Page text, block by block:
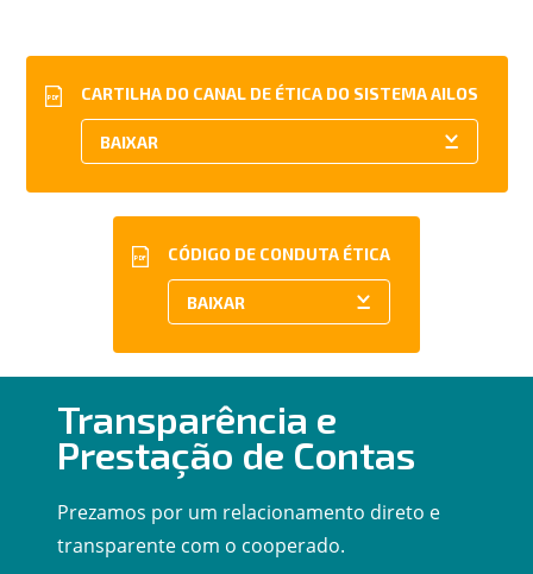
CARTILHA DO CANAL DE ÉTICA DO SISTEMA AILOS
PDF
CÓDIGO DE CONDUTA ÉTICA
PDF
Transparência e
Prestação de Contas
Prezamos por um relacionamento direto e
transparente com o cooperado.